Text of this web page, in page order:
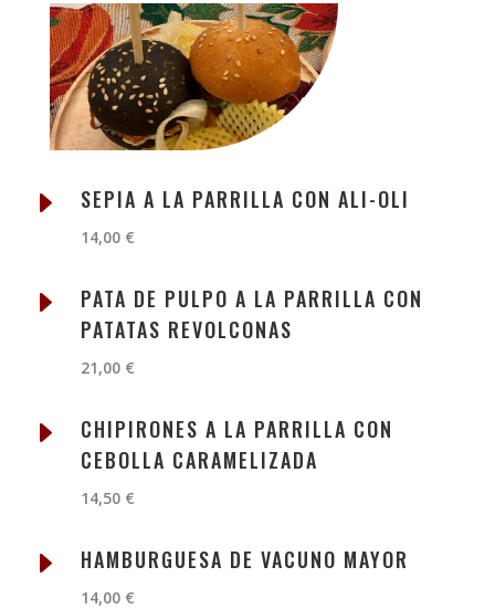
E SEPIA A LA PARRILLA CON ALI-OLI
14,00 €
E
PATA DE PULPO A LA PARRILLA CON
PATATAS REVOLCONAS
21,00 €
E
CHIPIRONES A LA PARRILLA CON
CEBOLLA CARAMELIZADA
14,50 €
E HAMBURGUESA DE VACUNO MAYOR
14,00 €